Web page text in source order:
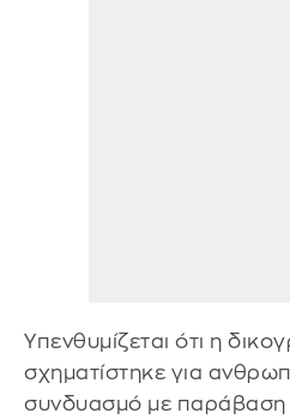
Υπενθυμίζεται ότι η
σχηματίστηκε για
συνδυασμό με παράβαση